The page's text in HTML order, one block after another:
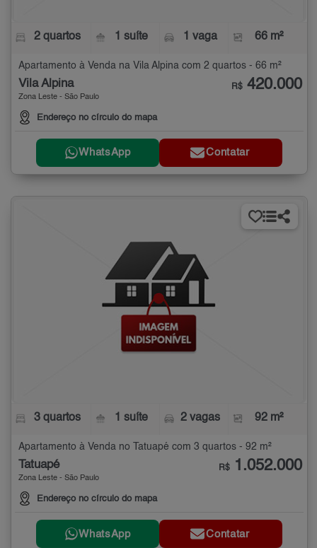
2 quartos 1 suíte 1 vaga 66 m²
Apartamento à Venda na Vila Alpina com 2 quartos - 66 m²
Vila Alpina
Zona Leste - São Paulo
Endereço no círculo do mapa
R$ 420.000
WhatsApp Contatar
3 quartos 1 suíte 2 vagas 92 m²
Apartamento à Venda no Tatuapé com 3 quartos - 92 m²
Tatuapé
Zona Leste - São Paulo
Endereço no círculo do mapa
R$ 1.052.000
WhatsApp Contatar